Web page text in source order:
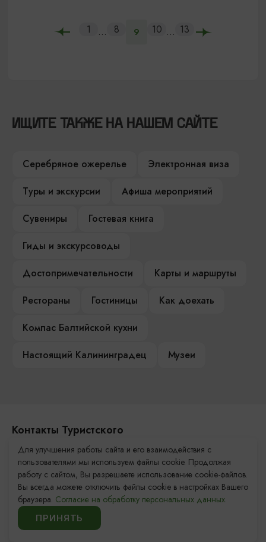
1 ... 8 9 10 ... 13
ИЩИТЕ ТАКЖЕ НА НАШЕМ САЙТЕ
Серебряное ожерелье
Электронная виза
Туры и экскурсии
Афиша мероприятий
Сувениры
Гостевая книга
Гиды и экскурсоводы
Достопримечательности
Карты и маршруты
Рестораны
Гостиницы
Как доехать
Компас Балтийской кухни
Настоящий Калининградец
Музеи
Контакты Туристского
информационного центра
+7 (4012) 555-200
8 (800) 200-55-39
info@visit-kaliningrad.ru
Для улучшения работы сайта и его взаимодействия с
пользователями мы используем файлы cookie. Продолжая
работу с сайтом, Вы разрешаете использование cookie-файлов.
Вы всегда можете отключить файлы cookie в настройках Вашего
браузера. Согласие на обработку персональных данных.
ПРИНЯТЬ